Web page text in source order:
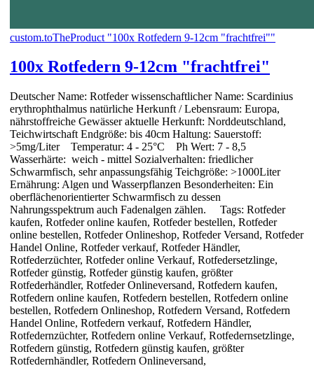
custom.toTheProduct "100x Rotfedern 9-12cm "frachtfrei""
100x Rotfedern 9-12cm "frachtfrei"
Deutscher Name: Rotfeder wissenschaftlicher Name: Scardinius
erythrophthalmus natürliche Herkunft / Lebensraum: Europa,
nährstoffreiche Gewässer aktuelle Herkunft: Norddeutschland,
Teichwirtschaft Endgröße: bis 40cm Haltung: Sauerstoff:
>5mg/Liter Temperatur: 4 - 25°C Ph Wert: 7 - 8,5
Wasserhärte: weich - mittel Sozialverhalten: friedlicher
Schwarmfisch, sehr anpassungsfähig Teichgröße: >1000Liter
Ernährung: Algen und Wasserpflanzen Besonderheiten: Ein
oberflächenorientierter Schwarmfisch zu dessen
Nahrungsspektrum auch Fadenalgen zählen. Tags: Rotfeder
kaufen, Rotfeder online kaufen, Rotfeder bestellen, Rotfeder
online bestellen, Rotfeder Onlineshop, Rotfeder Versand, Rotfeder
Handel Online, Rotfeder verkauf, Rotfeder Händler,
Rotfederzüchter, Rotfeder online Verkauf, Rotfedersetzlinge,
Rotfeder günstig, Rotfeder günstig kaufen, größter
Rotfederhändler, Rotfeder Onlineversand, Rotfedern kaufen,
Rotfedern online kaufen, Rotfedern bestellen, Rotfedern online
bestellen, Rotfedern Onlineshop, Rotfedern Versand, Rotfedern
Handel Online, Rotfedern verkauf, Rotfedern Händler,
Rotfedernzüchter, Rotfedern online Verkauf, Rotfedernsetzlinge,
Rotfedern günstig, Rotfedern günstig kaufen, größter
Rotfedernhändler, Rotfedern Onlineversand,